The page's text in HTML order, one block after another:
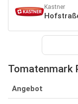
Kastner
Tomatenmark
Angebot